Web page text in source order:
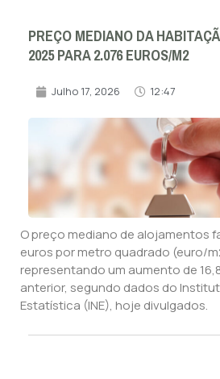
PREÇO MEDIANO DA
2025 PARA 2.076 EUROS/M2
Julho 17, 2026 12:47
O preço mediano de alojamentos
euros por metro quadrado (euro/
representando um aumento de
anterior, segundo dados do
Estatística (INE), hoje divulgados.